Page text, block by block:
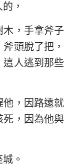
，
木，手拿斧子
頭脫了把，
這人逃到那些
他，因路遠就
死，因為他與
。